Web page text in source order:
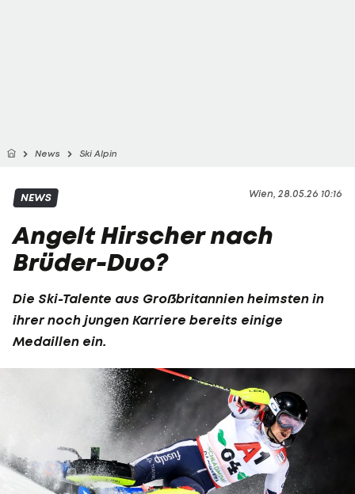
News Ski Alpin
Wien, 28.05.26 10:16
NEWS
Angelt Hirscher nach
Brüder-Duo?
Die Ski-Talente aus Großbritannien heimsten in
ihrer noch jungen Karriere bereits einige
Medaillen ein.